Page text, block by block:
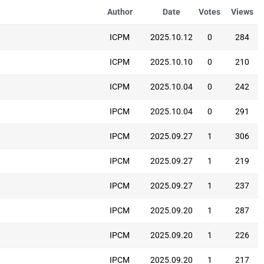
Author Date Votes Views
ICPM 2025.10.12 0 284
ICPM 2025.10.10 0 210
ICPM 2025.10.04 0 242
IPCM 2025.10.04 0 291
IPCM 2025.09.27 1 306
IPCM 2025.09.27 1 219
IPCM 2025.09.27 1 237
IPCM 2025.09.20 1 287
IPCM 2025.09.20 1 226
IPCM 2025.09.20 1 217